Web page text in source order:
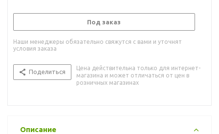
Под заказ
Наши менеджеры обязательно свяжутся с вами и уточнят
условия заказа
Поделиться
Цена действительна только для интернет-
магазина и может отличаться от цен в
розничных магазинах
Описание